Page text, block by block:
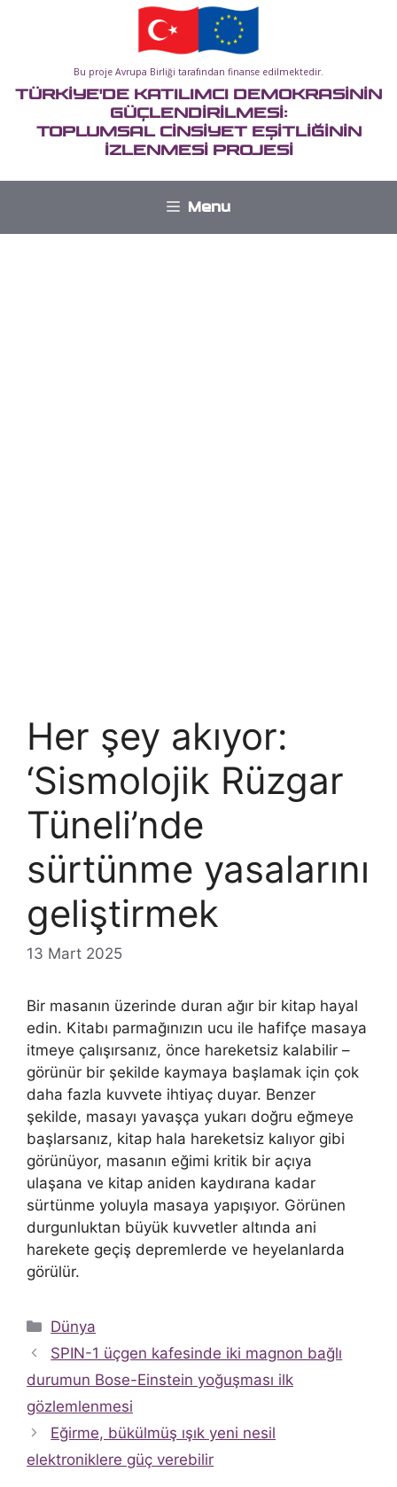
Bu proje Avrupa Birliği tarafından finanse edilmektedir.
TÜRKİYE'DE KATILIMCI DEMOKRASİNİN
GÜÇLENDİRİLMESİ:
TOPLUMSAL CİNSİYET EŞİTLİĞİNİN
İZLENMESİ PROJESİ
Menu
Her şey akıyor:
‘Sismolojik Rüzgar
Tüneli’nde
sürtünme yasalarını
geliştirmek
13 Mart 2025
Bir masanın üzerinde duran ağır bir kitap hayal
edin. Kitabı parmağınızın ucu ile hafifçe masaya
itmeye çalışırsanız, önce hareketsiz kalabilir –
görünür bir şekilde kaymaya başlamak için çok
daha fazla kuvvete ihtiyaç duyar. Benzer
şekilde, masayı yavaşça yukarı doğru eğmeye
başlarsanız, kitap hala hareketsiz kalıyor gibi
görünüyor, masanın eğimi kritik bir açıya
ulaşana ve kitap aniden kaydırana kadar
sürtünme yoluyla masaya yapışıyor. Görünen
durgunluktan büyük kuvvetler altında ani
harekete geçiş depremlerde ve heyelanlarda
görülür.
Kategoriler
Dünya
SPIN-1 üçgen kafesinde iki magnon bağlı
durumun Bose-Einstein yoğuşması ilk
gözlemlenmesi
Eğirme, bükülmüş ışık yeni nesil
elektroniklere güç verebilir